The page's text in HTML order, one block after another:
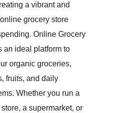
a vibrant and
grocery store
Online Grocery
an ideal platform to
organic groceries,
fruits, and daily
Whether you run a
a supermarket, or